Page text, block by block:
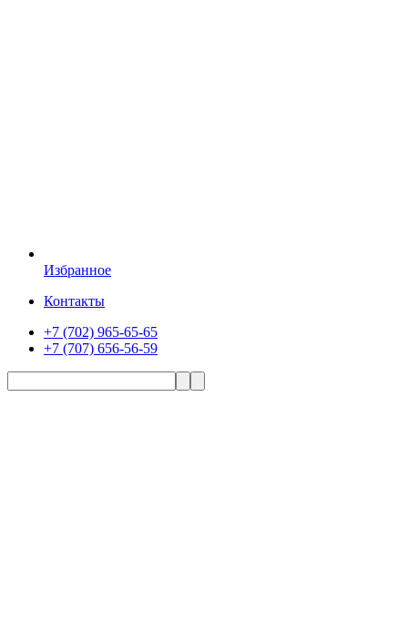
Избранное
Контакты
+7 (702) 965-65-65
+7 (707) 656-56-59